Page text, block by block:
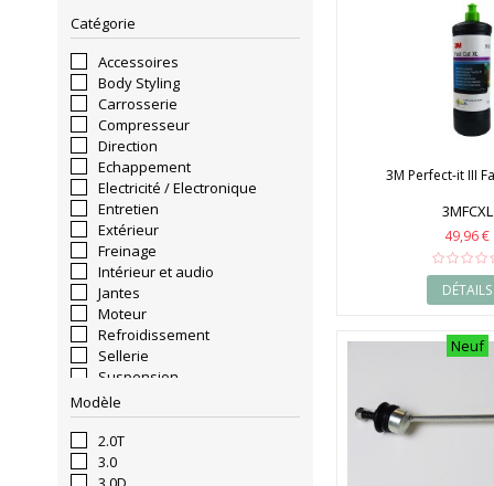
Catégorie
Accessoires
Body Styling
Carrosserie
Compresseur
Direction
Echappement
Electricité / Electronique
Entretien
Extérieur
Freinage
Intérieur et audio
Jantes
Moteur
Refroidissement
Sellerie
Suspension
Transmission
Modèle
2.0T
3.0
3M Perfect-it III
3MFCXL
49,96 €
DÉTAILS
Neuf